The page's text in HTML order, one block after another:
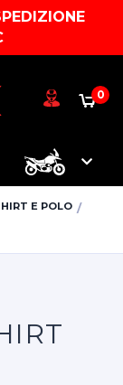
0
E POLO